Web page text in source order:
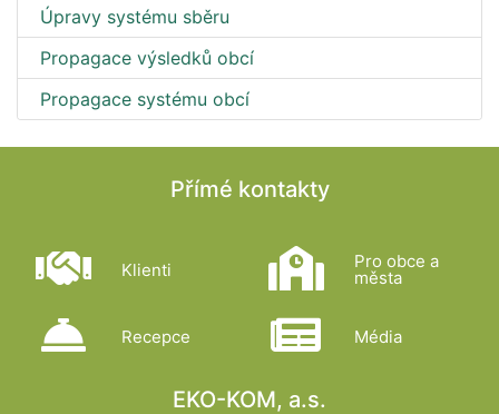
Úpravy systému sběru
Propagace výsledků obcí
Propagace systému obcí
Přímé kontakty
Klienti Pro obce a
města
Recepce Média
EKO-KOM, a.s.